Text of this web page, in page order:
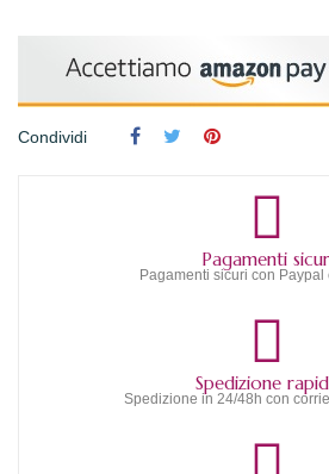
Condividi
Pagamenti
Pagamenti sicuri con Paypal
Spedizione
Spedizione in 24/48h con